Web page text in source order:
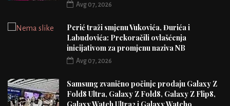
Avg 07, 2026
Perić traži smjenu Vukovića, Đurića i
Labudovića: Prekoračili ovlašćenja
inicijativom za promjenu naziva NB
Avg 07, 2026
Samsung zvanično počinje prodaju Galaxy Z
Fold8 Ultra, Galaxy Z Fold8, Galaxy Z Flip8,